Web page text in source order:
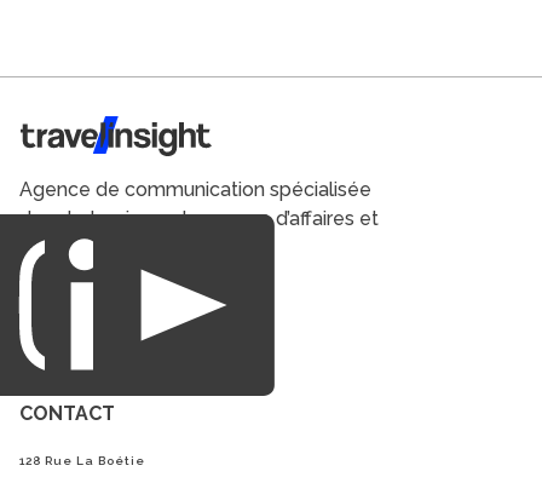
Travel Insight
Agence de communication spécialisée
dans le tourisme du voyage d’affaires et
du loisirs.
CONTACT
128 Rue La Boétie